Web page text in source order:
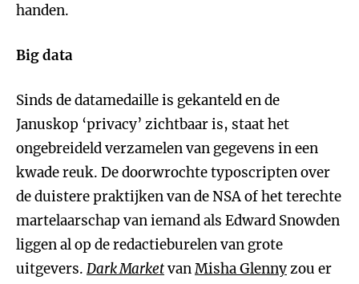
handen.
Big data
Sinds de datamedaille is gekanteld en de
Januskop ‘privacy’ zichtbaar is, staat het
ongebreideld verzamelen van gegevens in een
kwade reuk. De doorwrochte typoscripten over
de duistere praktijken van de NSA of het terechte
martelaarschap van iemand als Edward Snowden
liggen al op de redactieburelen van grote
uitgevers. Dark MarketvanMisha Glennyzou er